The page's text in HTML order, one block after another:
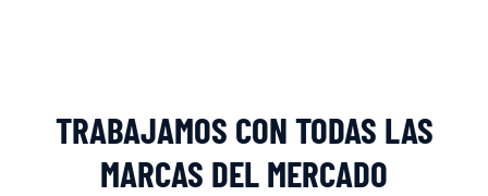
TRABAJAMOS CON TODAS LAS
MARCAS DEL MERCADO